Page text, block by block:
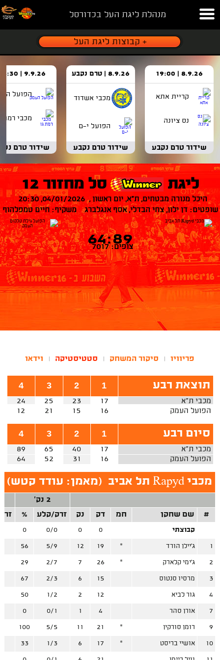
מנהלת ליגת העל בכדורסל
8.9.26 | 19:00
קריית אתא
נס ציונה
שידור טרם נקבע
8.9.26 | טרם נקבע
מכבי אשדוד
הפועל י-ם
שידור טרם נקבע
9.9.26 | 18:30
הפועל
מכבי רמת
שידור טרם
ליגת סל מחזור 12
היכל מנורה מבטחים, ת"א, יום ראשון , 04/01/2026, 20:30
שופטים: דן ילון, צחי הבדלי, אסף אנגלברג משקיף: חיים טמפלהוף
64:89
צופים: 7017
פריוויו סיקור המשחק סטטיסטיקה וידאו
תוצאת רבע 1
2
3
4
מכבי ת"א 17
23
25
24
הפועל העמק
16
15
21
12
סיום רבע 1
2
3
4
מכבי ת"א 17
40
65
89
הפועל העמק
16
31
52
64
מכבי Rapyd תל אביב (מאמן: עודד קטש)
2 נק'
#
שם שחקן חמ דק נק זרק/קלע %
קבוצתי 0
0
0/0
0
1 ג'יילן הורד *
19
12
5/9
56
2 ג'ימי קלארק *
26
7
2/7
29
3 מרסיו סנטוס 15
6
2/3
67
4 גור לביא 12
2
1/2
50
7 אורן סהר 4
1
0/1
0
9 רומן סורקין *
21
11
5/5
100
10 אושיי בריסט *
17
6
1/3
33